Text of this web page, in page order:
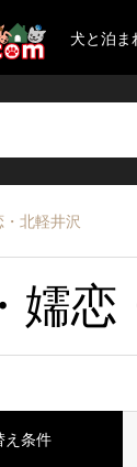
犬と泊ま
北軽井沢
嬬恋
え条件